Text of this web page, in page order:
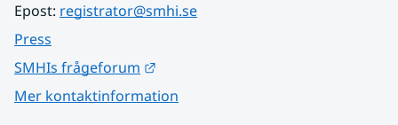
Epost: registrator@smhi.se
Press
SMHIs frågeforum
Mer kontaktinformation